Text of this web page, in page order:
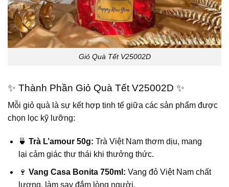
Giỏ Quà Tết V25002D
✨ Thành Phần Giỏ Quà Tết V25002D ✨
Mỗi giỏ quà là sự kết hợp tinh tế giữa các sản phẩm được
chọn lọc kỹ lưỡng:
🍵 Trà L’amour 50g: Trà Việt Nam thơm dịu, mang
lại cảm giác thư thái khi thưởng thức.
🍷 Vang Casa Bonita 750ml: Vang đỏ Việt Nam chất
lượng, làm say đắm lòng người.